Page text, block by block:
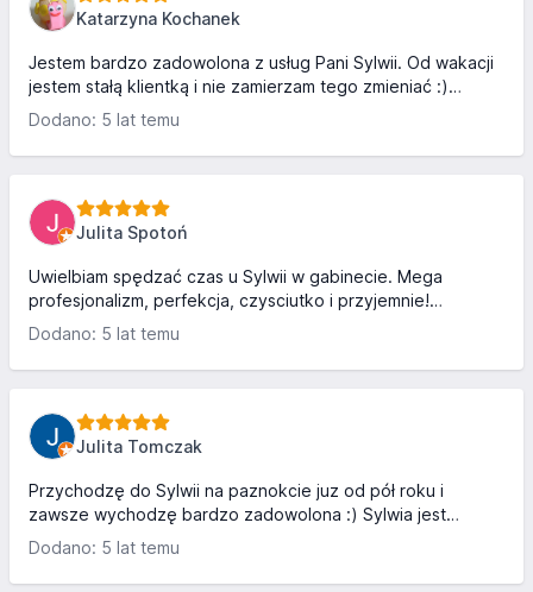
Katarzyna Kochanek
Jestem bardzo zadowolona z usług Pani Sylwii. Od wakacji
jestem stałą klientką i nie zamierzam tego zmieniać :)
Świetna atmosfera, bardzo dobrze i precyzyjnie
wybór lakierów (jeśli chodzi o paznokcie). Serdecznie
Dodano: 5 lat temu
Julita Spotoń
Uwielbiam spędzać czas u Sylwii w gabinecie. Mega
profesjonalizm, perfekcja, czysciutko i przyjemnie!
Dodatkowym atutem są zabiegi z depilacji laserowej,
Dodano: 5 lat temu
Julita Tomczak
Przychodzę do Sylwii na paznokcie juz od pół roku i
zawsze wychodzę bardzo zadowolona :) Sylwia jest
bardzo dokładna i zdolna. Zawsze jest czysto co dla mnie
Dodano: 5 lat temu